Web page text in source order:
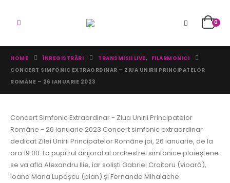
0
HOME ÎNREGISTRĂRI TRANSMISII LIVE, FILARMONICI
CONCERT SIMFONIC EXTRAORDINAR – ZIUA UNIRII PRINCIPATELOR
ROMÂNE – 26 IANUARIE 2023
Concert Simfonic Extraordinar - Ziua Unirii Principatelor
Române - 26 ianuarie 2023 Concert simfonic extraordinar
dedicat Zilei Unirii Principatelor Române joi, 26 ianuarie, de la
ora 19.00. La pupitrul dirijoral al orchestrei simfonice ploieștene
se va afla Alexandru Ilie, iar soliști Gabriel Croitoru (vioară),
Ioana Maria Lupașcu (pian) și Fernando Mihalache